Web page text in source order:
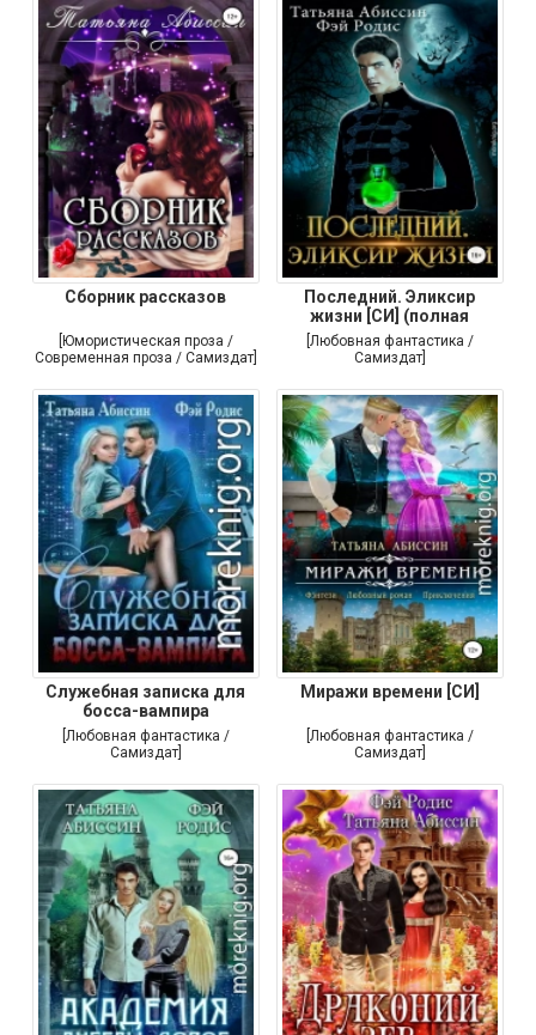
Сборник рассказов
[Юмористическая проза /
Современная проза / Самиздат]
Последний. Эликсир
жизни [СИ] (полная
[Любовная фантастика /
Самиздат]
Служебная записка для
босса-вампира
[Любовная фантастика /
Самиздат]
Миражи времени [СИ]
[Любовная фантастика /
Самиздат]